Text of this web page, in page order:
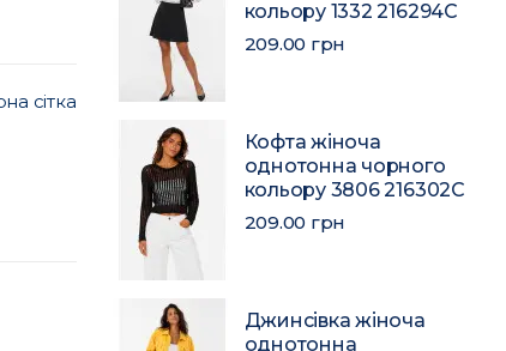
сітка
кольору 1332 216294C
209.00 грн
Кофта жіноча
однотонна чорного
кольору 3806 216302C
209.00 грн
Джинсівка жіноча
однотонна